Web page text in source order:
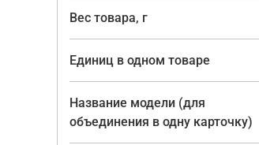
Вес товара, г
Единиц в одном товаре
Название модели (для
объединения в одну карточку)